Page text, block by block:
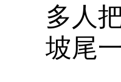
多人
坡尾